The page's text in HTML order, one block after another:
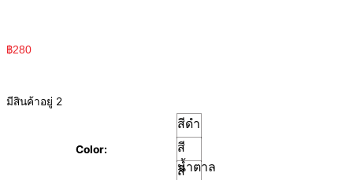
฿280
มีสินค้าอยู่ 2
Color:
สีดำ
สี
น้ำตาล
สี